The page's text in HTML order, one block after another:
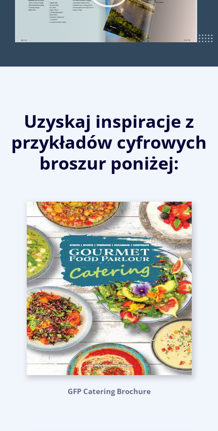
Uzyskaj inspiracje z
przykładów cyfrowych
broszur poniżej:
GFP Catering Brochure